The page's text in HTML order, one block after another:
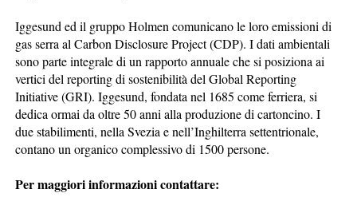
Iggesund ed il gruppo Holmen comunicano le loro emissioni di
gas serra al Carbon Disclosure Project (CDP). I dati ambientali
sono parte integrale di un rapporto annuale che si posiziona ai
vertici del reporting di sostenibilità del Global Reporting
Initiative (GRI). Iggesund, fondata nel 1685 come ferriera, si
dedica ormai da oltre 50 anni alla produzione di cartoncino. I
due stabilimenti, nella Svezia e nell’Inghilterra settentrionale,
contano un organico complessivo di 1500 persone.
Per maggiori informazioni contattare: